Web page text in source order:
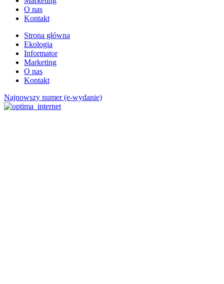
O nas
Kontakt
Strona główna
Ekologia
Informator
Marketing
O nas
Kontakt
Najnowszy numer (e-wydanie)